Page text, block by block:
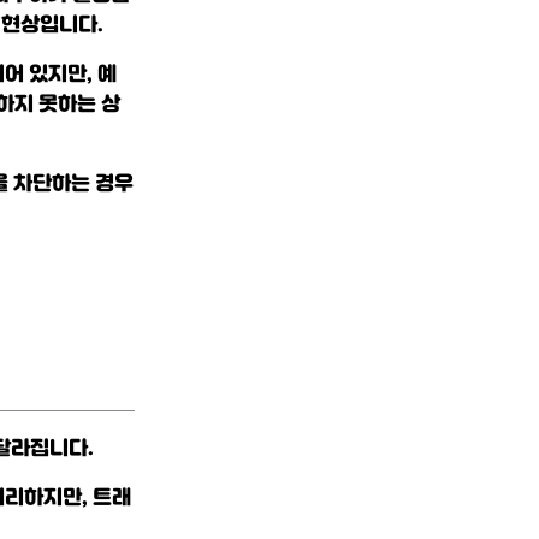
상입니다.
있지만, 예
지 못하는 상
차단하는 경우
라집니다.
하지만, 트래